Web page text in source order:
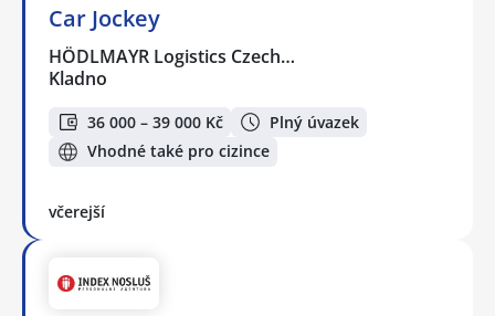
Car Jockey
HÖDLMAYR Logistics Czech…
Kladno
36 000 – 39 000 Kč
Plný úvazek
Vhodné také pro cizince
včerejší